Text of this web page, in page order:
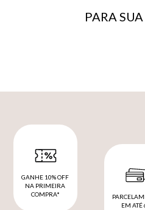
PARA
GANHE 10% OFF
NA PRIMEIRA
COMPRA*
EM ATÉ